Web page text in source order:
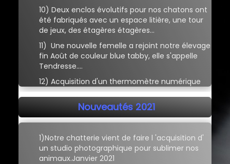
10) Deux enclos évolutifs pour nos chatons ont
été fabriqués avec un espace litière, une tour
de jeux, des étagères étagères...
11) Une nouvelle femelle a rejoint notre élevage
fin Août de couleur blue tabby, elle s'appelle
Tendresse....
12) Acquisition d'un thermomètre numérique
Nouveautés 2021
1)Notre chatterie vient de faire l 'acquisition d'
un studio photographique pour sublimer nos
animaux.Janvier 2021